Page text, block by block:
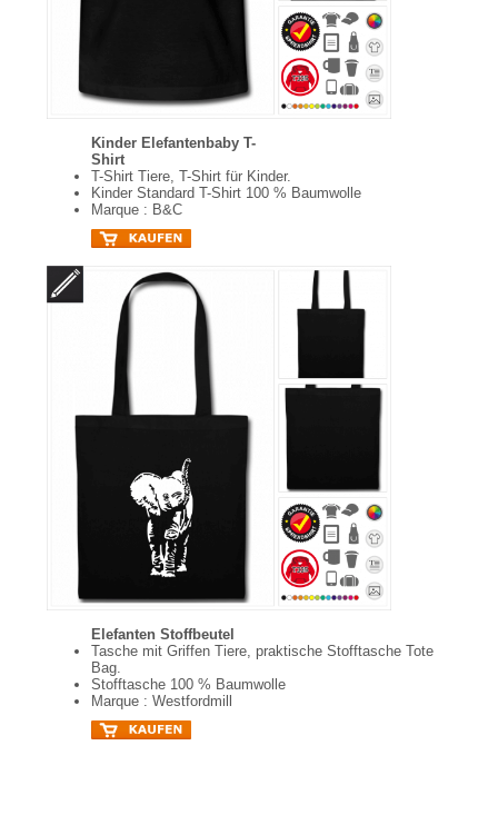
Kinder Elefantenbaby T-
Shirt
T-Shirt Tiere, T-Shirt für Kinder.
Kinder Standard T-Shirt 100 % Baumwolle
Marque : B&C
Elefanten Stoffbeutel
Tasche mit Griffen Tiere, praktische Stofftasche Tote
Bag.
Stofftasche 100 % Baumwolle
Marque : Westfordmill